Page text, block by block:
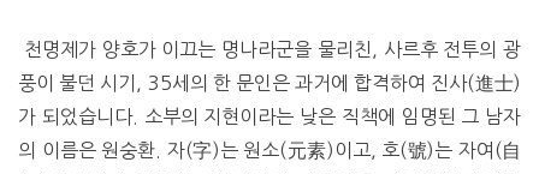
천명제가 양호가 이끄는 명나라군을 물리친, 사르후 전투의 광
풍이 불던 시기, 35세의 한 문인은 과거에 합격하여 진사(進士)
가 되었습니다. 소부의 지현이라는 낮은 직책에 임명된 그 남자
의 이름은 원숭환. 자(字)는 원소(元素)이고, 호(號)는 자여(自